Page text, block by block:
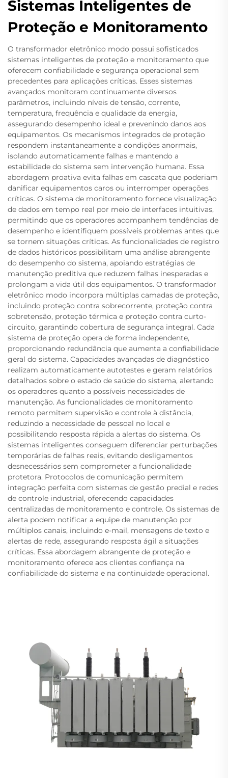
Sistemas Inteligentes de
Proteção e Monitoramento
O transformador eletrônico modo possui sofisticados
sistemas inteligentes de proteção e monitoramento que
oferecem confiabilidade e segurança operacional sem
precedentes para aplicações críticas. Esses sistemas
avançados monitoram continuamente diversos
parâmetros, incluindo níveis de tensão, corrente,
temperatura, frequência e qualidade da energia,
assegurando desempenho ideal e prevenindo danos aos
equipamentos. Os mecanismos integrados de proteção
respondem instantaneamente a condições anormais,
isolando automaticamente falhas e mantendo a
estabilidade do sistema sem intervenção humana. Essa
abordagem proativa evita falhas em cascata que poderiam
danificar equipamentos caros ou interromper operações
críticas. O sistema de monitoramento fornece visualização
de dados em tempo real por meio de interfaces intuitivas,
permitindo que os operadores acompanhem tendências de
desempenho e identifiquem possíveis problemas antes que
se tornem situações críticas. As funcionalidades de registro
de dados históricos possibilitam uma análise abrangente
do desempenho do sistema, apoiando estratégias de
manutenção preditiva que reduzem falhas inesperadas e
prolongam a vida útil dos equipamentos. O transformador
eletrônico modo incorpora múltiplas camadas de proteção,
incluindo proteção contra sobrecorrente, proteção contra
sobretensão, proteção térmica e proteção contra curto-
circuito, garantindo cobertura de segurança integral. Cada
sistema de proteção opera de forma independente,
proporcionando redundância que aumenta a confiabilidade
geral do sistema. Capacidades avançadas de diagnóstico
realizam automaticamente autotestes e geram relatórios
detalhados sobre o estado de saúde do sistema, alertando
os operadores quanto a possíveis necessidades de
manutenção. As funcionalidades de monitoramento
remoto permitem supervisão e controle à distância,
reduzindo a necessidade de pessoal no local e
possibilitando resposta rápida a alertas do sistema. Os
sistemas inteligentes conseguem diferenciar perturbações
temporárias de falhas reais, evitando desligamentos
desnecessários sem comprometer a funcionalidade
protetora. Protocolos de comunicação permitem
integração perfeita com sistemas de gestão predial e redes
de controle industrial, oferecendo capacidades
centralizadas de monitoramento e controle. Os sistemas de
alerta podem notificar a equipe de manutenção por
múltiplos canais, incluindo e-mail, mensagens de texto e
alertas de rede, assegurando resposta ágil a situações
críticas. Essa abordagem abrangente de proteção e
monitoramento oferece aos clientes confiança na
confiabilidade do sistema e na continuidade operacional.